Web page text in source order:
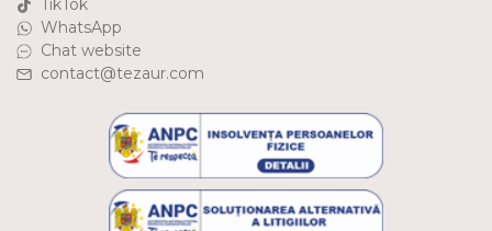
TikTok
WhatsApp
Chat website
contact@tezaur.com